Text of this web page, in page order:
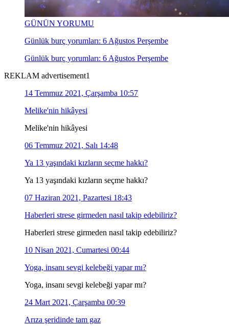
GÜNÜN YORUMU
Günlük burç yorumları: 6 Ağustos Perşembe
Günlük burç yorumları: 6 Ağustos Perşembe
REKLAM advertisement1
14 Temmuz 2021, Çarşamba 10:57
Melike'nin hikâyesi
Melike'nin hikâyesi
06 Temmuz 2021, Salı 14:48
Ya 13 yaşındaki kızların seçme hakkı?
Ya 13 yaşındaki kızların seçme hakkı?
07 Haziran 2021, Pazartesi 18:43
Haberleri strese girmeden nasıl takip edebiliriz?
Haberleri strese girmeden nasıl takip edebiliriz?
10 Nisan 2021, Cumartesi 00:44
Yoga, insanı sevgi kelebeği yapar mı?
Yoga, insanı sevgi kelebeği yapar mı?
24 Mart 2021, Çarşamba 00:39
Arıza şeridinde tam gaz